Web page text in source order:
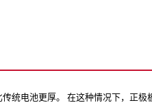
统电池更厚。 在这种情况下，正